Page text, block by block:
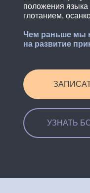
положения
глотанием,
Чем раньше мы
на развитие
УЗНАТЬ